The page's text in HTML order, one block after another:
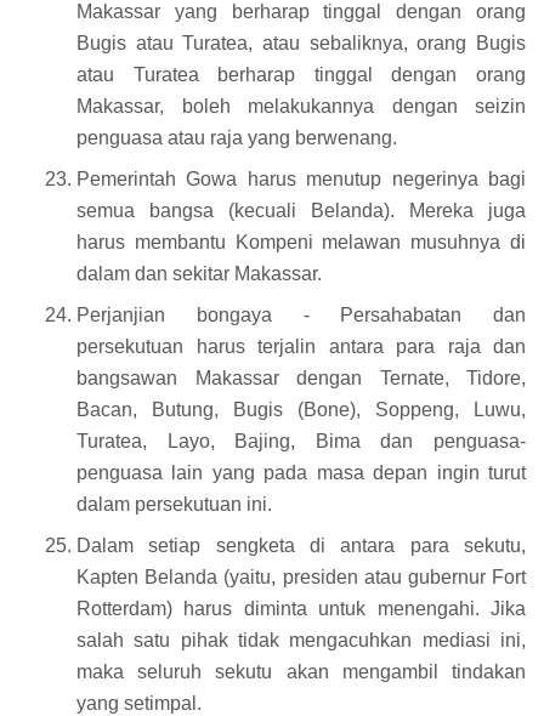
Makassar yang berharap tinggal dengan orang
Bugis atau Turatea, atau sebaliknya, orang Bugis
atau Turatea berharap tinggal dengan orang
Makassar, boleh melakukannya dengan seizin
penguasa atau raja yang berwenang.
Pemerintah Gowa harus menutup negerinya bagi
semua bangsa (kecuali Belanda). Mereka juga
harus membantu Kompeni melawan musuhnya di
dalam dan sekitar Makassar.
Perjanjian bongaya - Persahabatan dan
persekutuan harus terjalin antara para raja dan
bangsawan Makassar dengan Ternate, Tidore,
Bacan, Butung, Bugis (Bone), Soppeng, Luwu,
Turatea, Layo, Bajing, Bima dan penguasa-
penguasa lain yang pada masa depan ingin turut
dalam persekutuan ini.
Dalam setiap sengketa di antara para sekutu,
Kapten Belanda (yaitu, presiden atau gubernur Fort
Rotterdam) harus diminta untuk menengahi. Jika
salah satu pihak tidak mengacuhkan mediasi ini,
maka seluruh sekutu akan mengambil tindakan
yang setimpal.